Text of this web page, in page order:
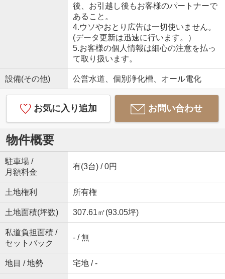
後、お引越し後もお客様のパートナーで
あること。
4.ウソやおとり広告は一切使いません。
(データ更新は迅速に行います。）
5.お客様の個人情報は細心の注意を払っ
て取り扱います。
設備(その他) 公営水道、個別浄化槽、オール電化
お気に入り追加 お問い合わせ
物件概要
駐車場 /
月額料金
有(3台) / 0円
土地権利 所有権
土地面積(坪数) 307.61㎡(93.05坪)
私道負担面積 /
セットバック
- / 無
地目 / 地勢 宅地 / -